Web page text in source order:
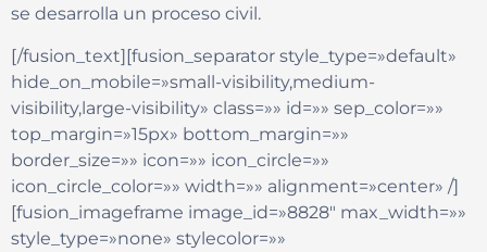
se desarrolla un proceso civil.
[/fusion_text][fusion_separator style_type=»default»
hide_on_mobile=»small-visibility,medium-
visibility,large-visibility» class=»» id=»» sep_color=»»
top_margin=»15px» bottom_margin=»»
border_size=»» icon=»» icon_circle=»»
icon_circle_color=»» width=»» alignment=»center» /]
[fusion_imageframe image_id=»8828″ max_width=»»
style_type=»none» stylecolor=»»